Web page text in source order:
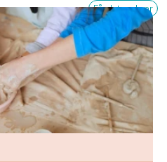
Få platser kvar